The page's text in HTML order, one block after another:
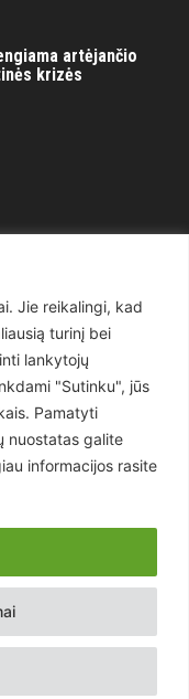
Jie reikalingi, kad
turinį bei
lankytojų
"Sutinku", jūs
Pamatyti
nuostatas galite
informacijos rasite
artėjančio
krizės
1497
619
teisės saugomos.
Taisyklės